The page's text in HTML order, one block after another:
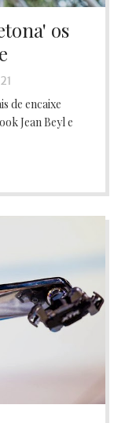
os
de encaixe
Jean Beyl e